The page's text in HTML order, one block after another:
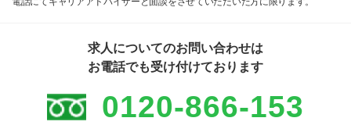
求人についてのお問い合わせは
お電話でも受け付けております
0120-866-153